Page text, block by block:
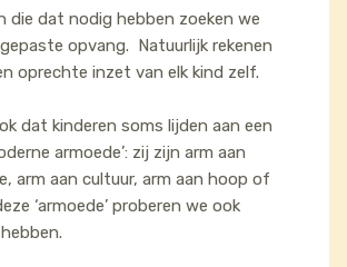
die dat nodig hebben zoeken we
opvang. Natuurlijk rekenen
oprechte inzet van elk kind zelf.
dat kinderen soms lijden aan een
armoede’: zij zijn arm aan
arm aan cultuur, arm aan hoop of
‘armoede’ proberen we ook